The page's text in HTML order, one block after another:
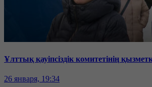
Ұлттық қауіпсіздік комитетінің
26 января, 19:34